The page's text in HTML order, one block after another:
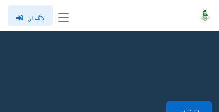
لاگ ان
لطيفيات